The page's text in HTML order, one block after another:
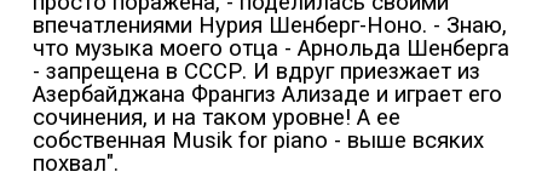
впечатлениями Нурия Шенберг-Ноно. - Знаю,
что музыка моего отца - Арнольда Шенберга
- запрещена в СССР. И вдруг приезжает из
Азербайджана Франгиз Ализаде и играет его
сочинения, и на таком уровне! А ее
собственная Musik for piano - выше всяких
похвал".